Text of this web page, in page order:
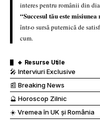
interes pentru românii din
“Succesul tău este misiunea
într-o sursă puternică de
cum.
🔹 Resurse Utile
🎤 Interviuri Exclusive
📰 Breaking News
🔮 Horoscop Zilnic
☀️ Vremea în UK și România